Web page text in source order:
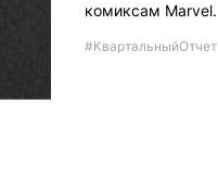
комиксам Marvel.
#КвартальныйОтчет